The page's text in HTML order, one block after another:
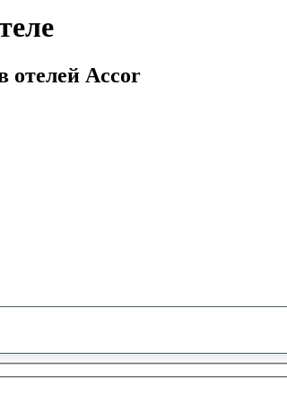
отелей Accor
предложение
найдено